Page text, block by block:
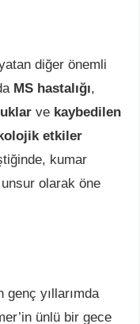
diğer önemli
MS hastalığı,
ve kaybedilen
etkiler
kumar
unsur olarak öne
yıllarımda
ünlü bir gece